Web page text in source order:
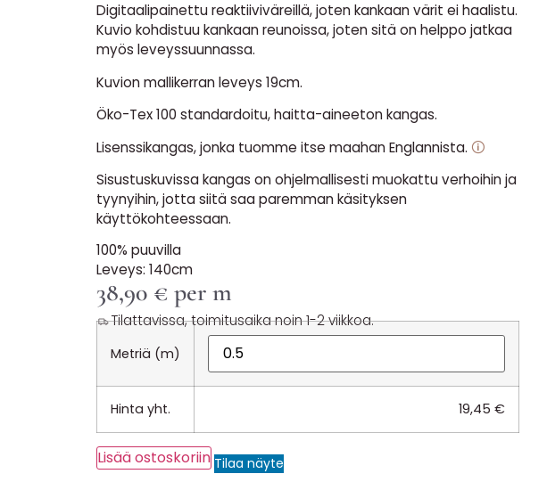
Digitaalipainettu reaktiiviväreillä, joten kankaan värit ei haalistu.
Kuvio kohdistuu kankaan reunoissa, joten sitä on helppo jatkaa
myös leveyssuunnassa.
Kuvion mallikerran leveys 19cm.
Öko-Tex 100 standardoitu, haitta-aineeton kangas.
Lisenssikangas, jonka tuomme itse maahan Englannista. 🛈
Sisustuskuvissa kangas on ohjelmallisesti muokattu verhoihin ja
tyynyihin, jotta siitä saa paremman käsityksen
käyttökohteessaan.
100% puuvilla
Leveys: 140cm
38,90 € per m
Tilattavissa, toimitusaika noin 1-2 viikkoa.
Metriä (m)
Hinta yht. 19,45 €
Lisää ostoskoriin Tilaa näyte